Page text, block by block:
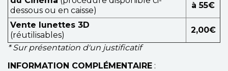
dessous ou en caisse)
à 55€
Vente lunettes 3D
(réutilisables)
2,00€
* Sur présentation d'un justificatif
INFORMATION COMPLÉMENTAIRE :